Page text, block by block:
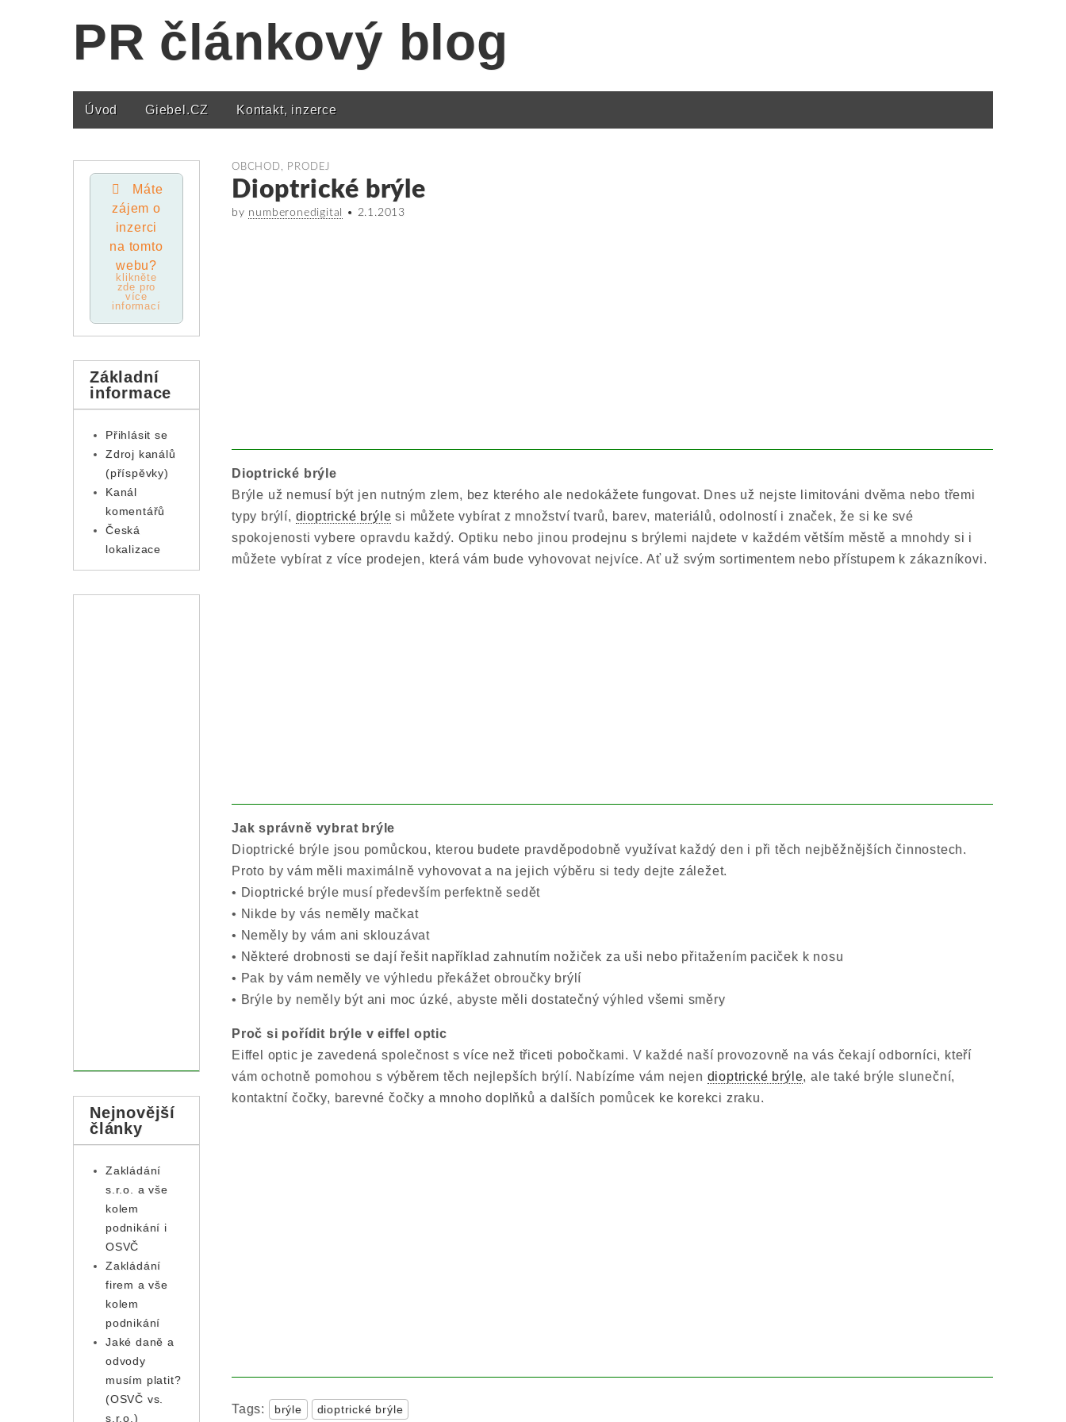
PR článkový blog
Main menu
Úvod Giebel.CZ Kontakt, inzerce
OBCHOD, PRODEJ
Dioptrické brýle
by numberonedigital • 2.1.2013
Dioptrické brýle
Brýle už nemusí být jen nutným zlem, bez kterého ale nedokážete fungovat. Dnes už nejste limitováni dvěma nebo třemi
typy brýlí, dioptrické brýle si můžete vybírat z množství tvarů, barev, materiálů, odolností i značek, že si ke své
spokojenosti vybere opravdu každý. Optiku nebo jinou prodejnu s brýlemi najdete v každém větším městě a mnohdy si i
můžete vybírat z více prodejen, která vám bude vyhovovat nejvíce. Ať už svým sortimentem nebo přístupem k zákazníkovi.
Jak správně vybrat brýle
Dioptrické brýle jsou pomůckou, kterou budete pravděpodobně využívat každý den i při těch nejběžnějších činnostech.
Proto by vám měli maximálně vyhovovat a na jejich výběru si tedy dejte záležet.
• Dioptrické brýle musí především perfektně sedět
• Nikde by vás neměly mačkat
• Neměly by vám ani sklouzávat
• Některé drobnosti se dají řešit například zahnutím nožiček za uši nebo přitažením paciček k nosu
• Pak by vám neměly ve výhledu překážet obroučky brýlí
• Brýle by neměly být ani moc úzké, abyste měli dostatečný výhled všemi směry
Proč si pořídit brýle v eiffel optic
Eiffel optic je zavedená společnost s více než třiceti pobočkami. V každé naší provozovně na vás čekají odborníci, kteří
vám ochotně pomohou s výběrem těch nejlepších brýlí. Nabízíme vám nejen dioptrické brýle, ale také brýle sluneční,
kontaktní čočky, barevné čočky a mnoho doplňků a dalších pomůcek ke korekci zraku.
Tags: brýle dioptrické brýle
Máte
zájem o
inzerci
na tomto
webu?
klikněte
zde pro
více
informací
Základní
informace
Přihlásit se
Zdroj kanálů
(příspěvky)
Kanál
komentářů
Česká
lokalizace
Nejnovější
články
Zakládání
s.r.o. a vše
kolem
podnikání i
OSVČ
Zakládání
firem a vše
kolem
podnikání
Jaké daně a
odvody
musím platit?
(OSVČ vs.
s.r.o.)